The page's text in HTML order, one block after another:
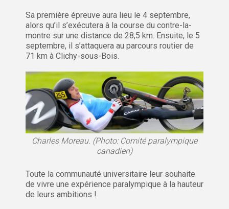
Sa première épreuve aura lieu le 4 septembre,
alors qu’il s’exécutera à la course du contre-la-
montre sur une distance de 28,5 km. Ensuite, le 5
septembre, il s’attaquera au parcours routier de
71 km à Clichy-sous-Bois.
Charles Moreau. (Photo: Comité paralympique
canadien)
Toute la communauté universitaire leur souhaite
de vivre une expérience paralympique à la hauteur
de leurs ambitions !